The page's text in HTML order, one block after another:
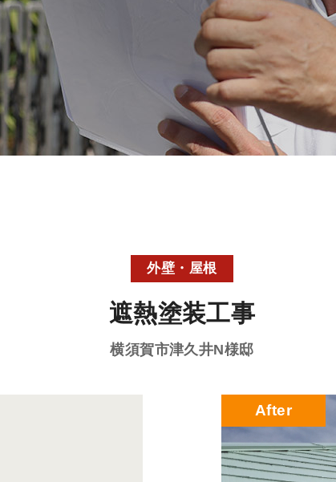
外壁・屋根
遮熱塗装工事
横須賀市津久井N様邸
After